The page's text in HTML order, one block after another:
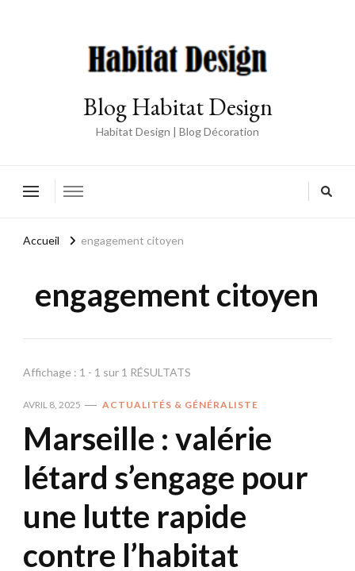
Blog Habitat Design
Habitat Design | Blog Décoration
Accueil engagement citoyen
engagement citoyen
Affichage : 1 - 1 sur 1 RÉSULTATS
AVRIL 8, 2025 ACTUALITÉS & GÉNÉRALISTE
Marseille : valérie
létard s’engage pour
une lutte rapide
contre l’habitat